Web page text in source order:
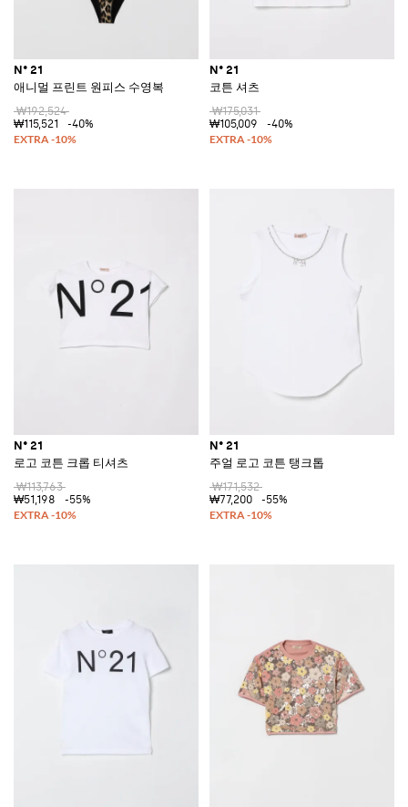
N° 21
애니멀 프린트 원피스 수영복
₩192,524
₩115,521
-40%
N° 21
코튼 셔츠
₩175,031
₩105,009
-40%
N° 21
로고 코튼 크롭 티셔츠
₩113,763
₩51,198
-55%
N° 21
주얼 로고 코튼 탱크톱
₩171,532
₩77,200
-55%